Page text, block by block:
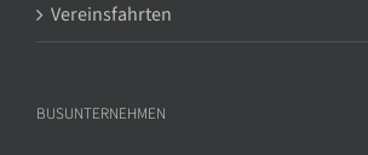
Vereinsfahrten
BUSUNTERNEHMEN